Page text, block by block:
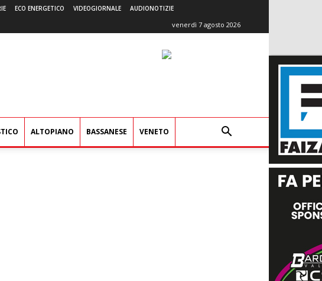
ECO ENERGETICO VIDEOGIORNALE AUDIONOTIZIE
venerdì 7 agosto 2026
ALTOPIANO BASSANESE VENETO